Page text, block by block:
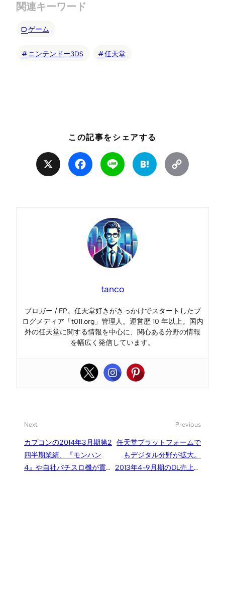
関連キーワード
ゲーム
ニンテンドー3DS 任天堂
この記事をシェアする
Facebook Line Hatena
tanco
ブロガー / FP。任天堂好きがきっかけでスタートしたブ
ログメディア「t011.org」管理人。運営歴 10 年以上。国内
外の任天堂に関する情報を中心に、関心ある分野の情報
を幅広く発信しています。
Next
カプコンの2014年3月期第2
四半期業績、『モンハン
4』や自社パチスロ機が貢
Previous
任天堂プラットフォームで
もデジタル分野が拡大。
2013年4-9月期のDL売上高